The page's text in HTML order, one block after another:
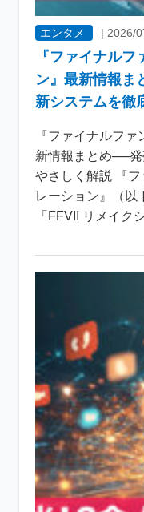
エンタメ |2026/
『ファイナル
ン』最新情報ま
新システムを徹
『ファイナルフ
新情報まとめ──
やさしく解説 『
レーション』（以
「FFVII リメイク